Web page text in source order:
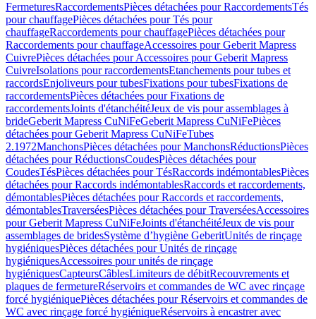
FermeturesRaccordementsPièces détachées pour RaccordementsTés
pour chauffagePièces détachées pour Tés pour
chauffageRaccordements pour chauffagePièces détachées pour
Raccordements pour chauffageAccessoires pour Geberit Mapress
CuivrePièces détachées pour Accessoires pour Geberit Mapress
CuivreIsolations pour raccordementsEtanchements pour tubes et
raccordsEnjoliveurs pour tubesFixations pour tubesFixations de
raccordementsPièces détachées pour Fixations de
raccordementsJoints d'étanchéitéJeux de vis pour assemblages à
brideGeberit Mapress CuNiFeGeberit Mapress CuNiFePièces
détachées pour Geberit Mapress CuNiFeTubes
2.1972ManchonsPièces détachées pour ManchonsRéductionsPièces
détachées pour RéductionsCoudesPièces détachées pour
CoudesTésPièces détachées pour TésRaccords indémontablesPièces
détachées pour Raccords indémontablesRaccords et raccordements,
démontablesPièces détachées pour Raccords et raccordements,
démontablesTraverséesPièces détachées pour TraverséesAccessoires
pour Geberit Mapress CuNiFeJoints d'étanchéitéJeux de vis pour
assemblages de bridesSystème d’hygiène GeberitUnités de rinçage
hygiéniquesPièces détachées pour Unités de rinçage
hygiéniquesAccessoires pour unités de rinçage
hygiéniquesCapteursCâblesLimiteurs de débitRecouvrements et
plaques de fermetureRéservoirs et commandes de WC avec rinçage
forcé hygiéniquePièces détachées pour Réservoirs et commandes de
WC avec rinçage forcé hygiéniqueRéservoirs à encastrer avec